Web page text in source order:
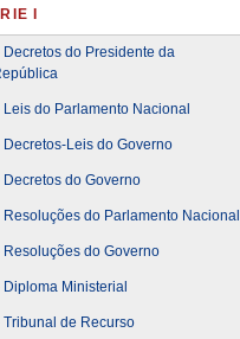
I
Decretos do Presidente da
Leis do Parlamento Nacional
Decretos-Leis do Governo
Decretos do Governo
Resoluções do Parlamento Nacional
Resoluções do Governo
Diploma Ministerial
Tribunal de Recurso